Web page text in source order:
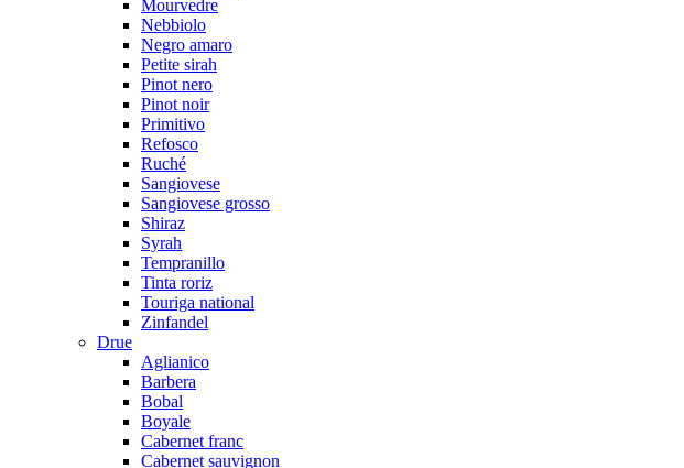
Mourvedre
Nebbiolo
Negro amaro
Petite sirah
Pinot nero
Pinot noir
Primitivo
Refosco
Ruché
Sangiovese
Sangiovese grosso
Shiraz
Syrah
Tempranillo
Tinta roriz
Touriga national
Zinfandel
Drue
Aglianico
Barbera
Bobal
Boyale
Cabernet franc
Cabernet sauvignon